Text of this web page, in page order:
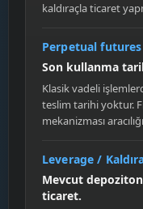
kaldıraçla ticaret
Perpetual
Son kullanma
Klasik vadeli
teslim tarihi yoktur.
mekanizması
Leverage /
Mevcut
ticaret.